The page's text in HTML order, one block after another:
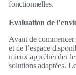
fonctionnelles.
Évaluation de
Avant de
et de l’espace
mieux appréhender
solutions adaptées.